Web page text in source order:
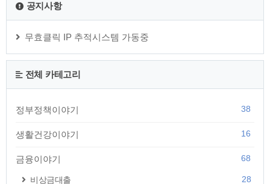
음해 5월1일부터 5월 31일까지 신고하게 되는데요. 종합소득세
신고 기간 및 신고방법, 신고대상 등에 대한 자세한 내용을 아래
에서 확인할 수 있습니다. 종합소득세 모든것..
공지사항
무효클릭 IP 추적시스템 가동중
전체 카테고리
정부정책이야기 38
생활건강이야기 16
금융이야기 68
비상금대출
28